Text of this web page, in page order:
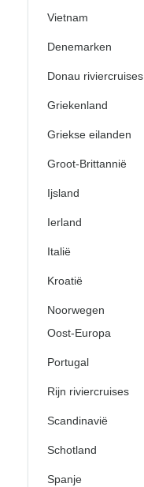
Vietnam
Denemarken
Donau riviercruises
Griekenland
Griekse eilanden
Groot-Brittannië
Ijsland
Ierland
Italië
Kroatië
Noorwegen
Oost-Europa
Portugal
Rijn riviercruises
Scandinavië
Schotland
Spanje